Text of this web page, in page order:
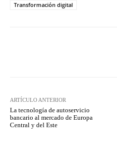
Transformación digital
ARTÍCULO ANTERIOR
La tecnología de autoservicio
bancario al mercado de Europa
Central y del Este